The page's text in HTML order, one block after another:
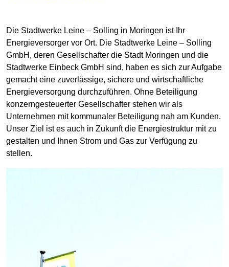
Die Stadtwerke Leine – Solling in Moringen ist Ihr
Energieversorger vor Ort. Die Stadtwerke Leine – Solling
GmbH, deren Gesellschafter die Stadt Moringen und die
Stadtwerke Einbeck GmbH sind, haben es sich zur Aufgabe
gemacht eine zuverlässige, sichere und wirtschaftliche
Energieversorgung durchzuführen. Ohne Beteiligung
konzerngesteuerter Gesellschafter stehen wir als
Unternehmen mit kommunaler Beteiligung nah am Kunden.
Unser Ziel ist es auch in Zukunft die Energiestruktur mit zu
gestalten und Ihnen Strom und Gas zur Verfügung zu
stellen.